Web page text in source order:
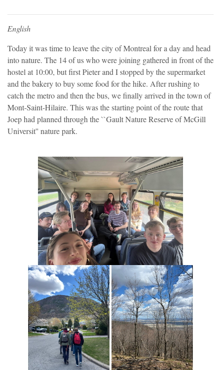
English
Today it was time to leave the city of Montreal for a day and head
into nature. The 14 of us who were joining gathered in front of the
hostel at 10:00, but first Pieter and I stopped by the supermarket
and the bakery to buy some food for the hike. After rushing to
catch the metro and then the bus, we finally arrived in the town of
Mont-Saint-Hilaire. This was the starting point of the route that
Joep had planned through the ``Gault Nature Reserve of McGill
Universit'' nature park.